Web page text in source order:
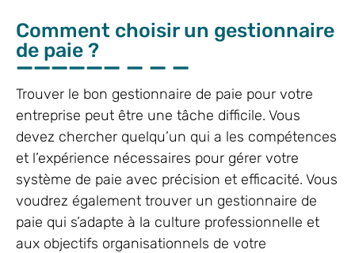
Comment choisir un gestionnaire
de paie ?
Trouver le bon gestionnaire de paie pour votre
entreprise peut être une tâche difficile. Vous
devez chercher quelqu’un qui a les compétences
et l’expérience nécessaires pour gérer votre
système de paie avec précision et efficacité. Vous
voudrez également trouver un gestionnaire de
paie qui s’adapte à la culture professionnelle et
aux objectifs organisationnels de votre